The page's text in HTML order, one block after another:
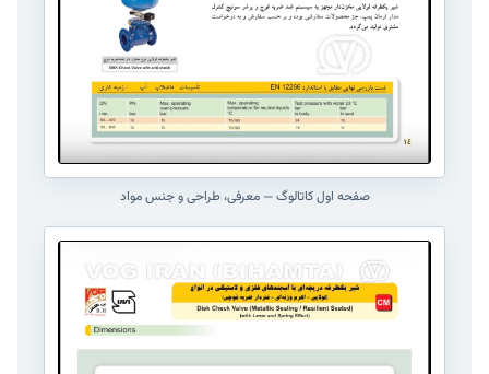
صفحه اول کاتالوگ — معرفی، طراحی و جنس مواد